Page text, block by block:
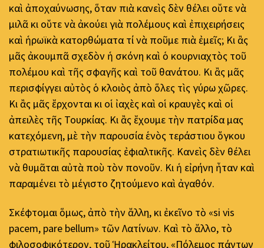
καὶ ἀποχαύνωσης, ὅταν πιὰ κανεὶς δὲν θέλει οὔτε νὰ
μιλᾶ κι οὔτε νὰ ἀκούει γιὰ πολέμους καὶ ἐπιχειρήσεις
καὶ ἡρωϊκὰ κατορθώματα τί νὰ ποῦμε πιὰ ἐμεῖς; Κι ἂς
μᾶς ἀκουμπᾶ σχεδὸν ἡ σκόνη καὶ ὁ κουρνιαχτὸς τοῦ
πολέμου καὶ τῆς σφαγῆς καὶ τοῦ θανάτου. Κι ἂς μᾶς
περισφίγγει αὐτὸς ὁ κλοιὸς ἀπὸ ὅλες τὶς γύρω χῶρες.
Κι ἂς μᾶς ἔρχονται κι οἱ ἰαχὲς καὶ οἱ κραυγὲς καὶ οἱ
ἀπειλὲς τῆς Τουρκίας. Κι ἂς ἔχουμε τὴν πατρίδα μας
κατεχόμενη, μὲ τὴν παρουσία ἑνὸς τεράστιου ὄγκου
στρατιωτικῆς παρουσίας ἐφιαλτικῆς. Κανεὶς δὲν θέλει
νὰ θυμᾶται αὐτὰ ποὺ τὸν πονοῦν. Κι ἡ εἰρήνη ἦταν καὶ
παραμένει τὸ μέγιστο ζητούμενο καὶ ἀγαθόν.
Σκέφτομαι ὅμως, ἀπὸ τὴν ἄλλη, κι ἐκεῖνο τὸ «si vis
pacem, pare bellum» τῶν Λατίνων. Καὶ τὸ ἄλλο, τὸ
φιλοσοφικότερον, τοῦ Ἡρακλείτου, «Πόλεμος πάντων